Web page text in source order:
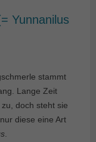
Yunnanilus
stammt
Lange Zeit
zu, doch steht sie
diese eine Art